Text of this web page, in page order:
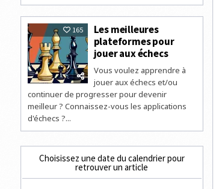
165
Les meilleures
plateformes pour
jouer aux échecs
Vous voulez apprendre à
jouer aux échecs et/ou
continuer de progresser pour devenir
meilleur ? Connaissez-vous les applications
d'échecs ?...
Choisissez une date du calendrier pour
retrouver un article